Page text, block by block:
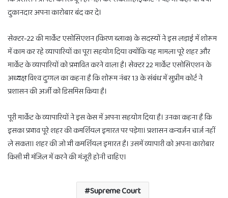
दुकानदार अपना कारोबार बंद कर दे।
सेक्टर-22 की मार्केट एसोसिएशन (किरण ब्लाक) के सदस्यों ने इस लड़ाई में शोरूम
में काम कर रहे व्यापारियों का पूरा सहयोग दिया क्योंकि यह मामला पूरे शहर और
मार्केट के व्यापारियों को प्रभावित करने वाला है। सेक्टर 22 मार्केट एसोसिएशन के
अध्यक्ष विश्व दुग्गल का कहना है कि शोरूम नंबर 13 के संबंध में सुप्रीम कोर्ट ने
प्रशासन की अर्जी को डिसमिस किया है।
पूरी मार्केट के व्यापारियों ने इस केस में अपना सहयोग दिया है। उनका कहना है कि
इसका प्रभाव पूरे शहर की कमर्शियल इमारत पर पड़ेगा। प्रशासन कन्वर्जन चार्ज नहीं
ले सकता। शहर की जो भी कमर्शियल इमारत है। उसमें व्यापारी को अपना कारोबार
किसी भी मंजिल में करने की मंजूरी होनी चाहिए।
Supreme Court